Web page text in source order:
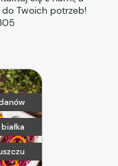
Twoich potrzeb!